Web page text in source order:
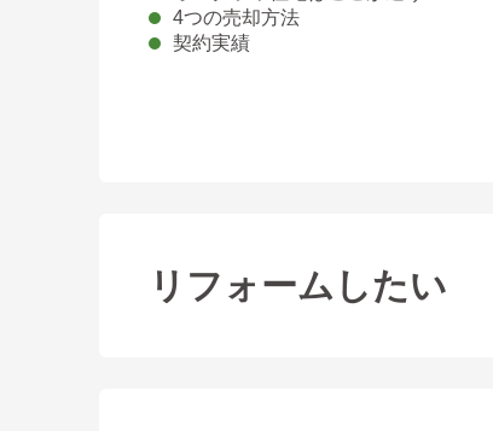
4つの売却方法
契約実績
リフォームしたい